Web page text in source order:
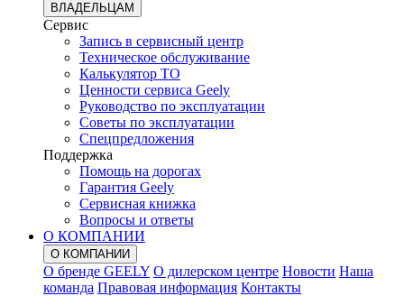
ВЛАДЕЛЬЦАМ
Сервис
Запись в сервисный центр
Техническое обслуживание
Калькулятор ТО
Ценности сервиса Geely
Руководство по эксплуатации
Советы по эксплуатации
Спецпредложения
Поддержка
Помощь на дорогах
Гарантия Geely
Сервисная книжка
Вопросы и ответы
О КОМПАНИИ
О КОМПАНИИ
О бренде GEELY О дилерском центре Новости Наша
команда Правовая информация Контакты